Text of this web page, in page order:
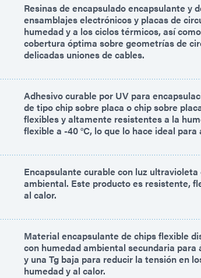
Resinas de encapsulado encapsulante y
ensamblajes electrónicos y placas de
humedad y a los ciclos térmicos, así
cobertura óptima sobre geometrías de
delicadas uniones de cables.
Adhesivo curable por UV para
de tipo chip sobre placa o chip sobre
flexibles y altamente resistentes a la
flexible a -40 °C, lo que lo hace ideal para
Encapsulante curable con luz
ambiental. Este producto es resistente,
al calor.
Material encapsulante de chips flexible
con humedad ambiental secundaria
y una Tg baja para reducir la tensión en
humedad y al calor.